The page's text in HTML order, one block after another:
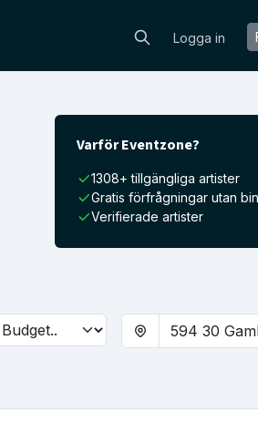
Logga in
Varför Eventzone?
1308+ tillgängliga artister
Gratis förfrågningar utan
Verifierade artister